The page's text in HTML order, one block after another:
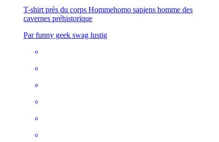
T-shirt près du corps Hommehomo sapiens homme des
cavernes préhistorique
Par funny geek swag lustig